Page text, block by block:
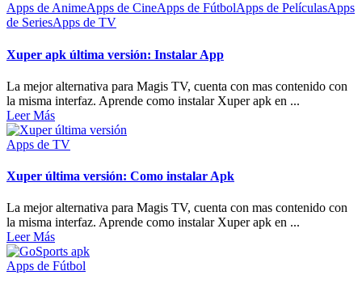
Apps de AnimeApps de CineApps de FútbolApps de PelículasApps
de SeriesApps de TV
Xuper apk última versión: Instalar App
La mejor alternativa para Magis TV, cuenta con mas contenido con
la misma interfaz. Aprende como instalar Xuper apk en ...
Leer Más
Apps de TV
Xuper última versión: Como instalar Apk
La mejor alternativa para Magis TV, cuenta con mas contenido con
la misma interfaz. Aprende como instalar Xuper apk en ...
Leer Más
Apps de Fútbol